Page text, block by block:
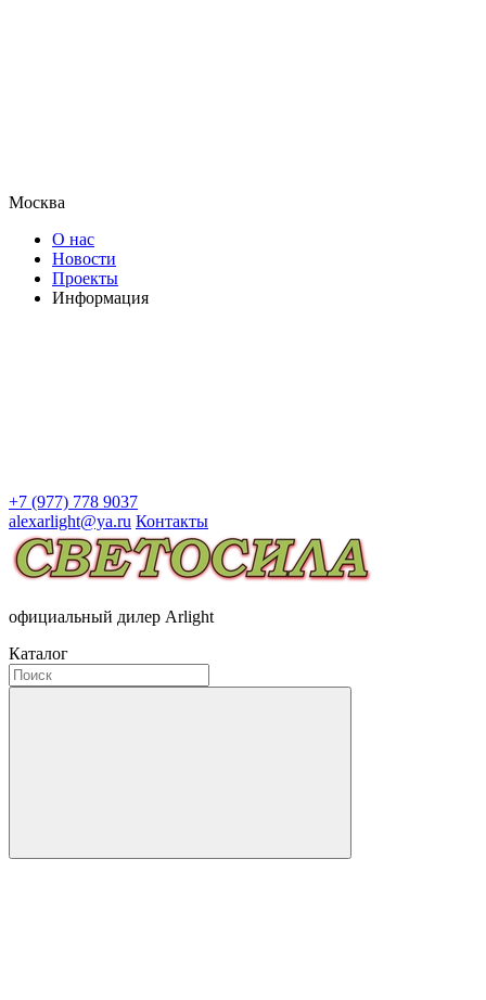
Москва
О нас
Новости
Проекты
Информация
+7 (977) 778 9037
alexarlight@ya.ru Контакты
официальный дилер Arlight
Каталог